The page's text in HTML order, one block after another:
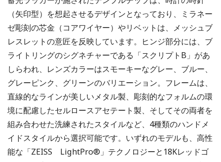
（矢印型）を想起させるデザインとなっており、ミラネー
ゼ彫刻の芯金（コアワイヤー）やリベットは、メッシュブ
レスレットの意匠を反映しています。ヒンジ部分には、ブ
ライトリングのシグネチャーである「スクリプトB」があ
しらわれ、レンズカラーはスモーキーなグレー、ブルー、
グレーピンク、グリーンのバリエーション。フレームは、
直線的なラインが美しいメタル製、彫刻的なフォルムの環
境に配慮したセルロースアセテート製、そしてその両者を
組み合わせた洗練されたスタイルなど、4種類のハンドメ
イドスタイルから選択可能です。いずれのモデルも、高性
能な「ZEISS LightPro®」テクノロジーと18Kレッドゴ